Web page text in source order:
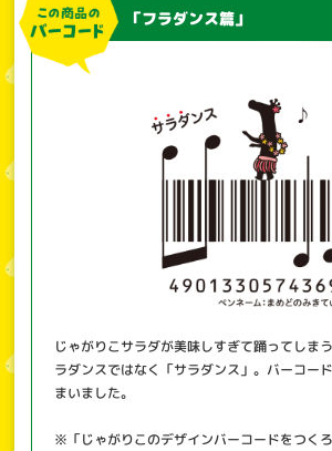
「フラダンス篇」
じゃがりこサラダが美味しすぎて踊ってしま
ラダンスではなく「サラダンス」。バーコー
まいました。
※「じゃがりこのデザインバーコードをつく